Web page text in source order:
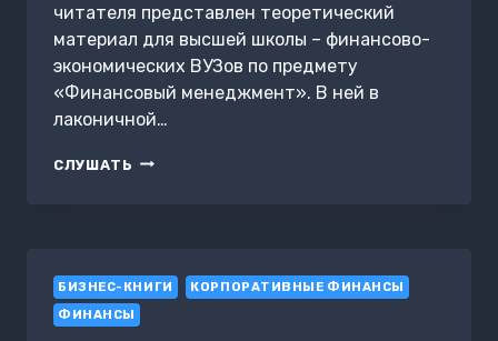
читателя представлен теоретический
материал для высшей школы – финансово-
экономических ВУЗов по предмету
«Финансовый менеджмент». В ней в
лаконичной…
СЛУШАТЬ ЭМИССИОННАЯ
БИЗНЕС-КНИГИ
КОРПОРАТИВНЫЕ ФИНАНСЫ
ФИНАНСЫ